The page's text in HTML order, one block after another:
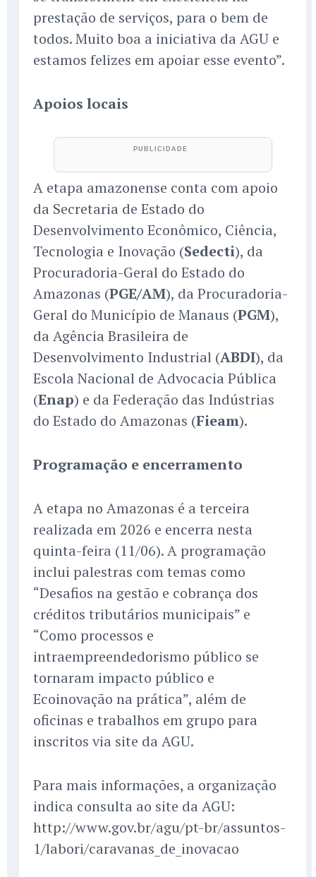
prestação de serviços, para o bem de
todos. Muito boa a iniciativa da AGU e
estamos felizes em apoiar esse evento”.
Apoios locais
A etapa amazonense conta com apoio
da Secretaria de Estado do
Desenvolvimento Econômico, Ciência,
Tecnologia e Inovação (Sedecti), da
Procuradoria-Geral do Estado do
Amazonas (PGE/AM), da Procuradoria-
Geral do Município de Manaus (PGM),
da Agência Brasileira de
Desenvolvimento Industrial (ABDI), da
Escola Nacional de Advocacia Pública
(Enap) e da Federação das Indústrias
do Estado do Amazonas (Fieam).
Programação e encerramento
A etapa no Amazonas é a terceira
realizada em 2026 e encerra nesta
quinta-feira (11/06). A programação
inclui palestras com temas como
“Desafios na gestão e cobrança dos
créditos tributários municipais” e
“Como processos e
intraempreendedorismo público se
tornaram impacto público e
Ecoinovação na prática”, além de
oficinas e trabalhos em grupo para
inscritos via site da AGU.
Para mais informações, a organização
indica consulta ao site da AGU:
http://www.gov.br/agu/pt-br/assuntos-
1/labori/caravanas_de_inovacao